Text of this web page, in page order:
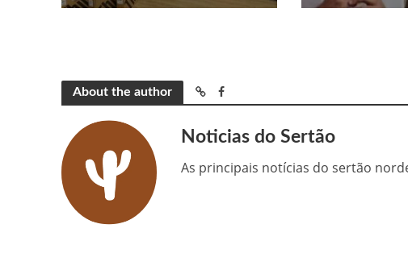
About the author
Noticias do Sertão
As principais notícias do sertão